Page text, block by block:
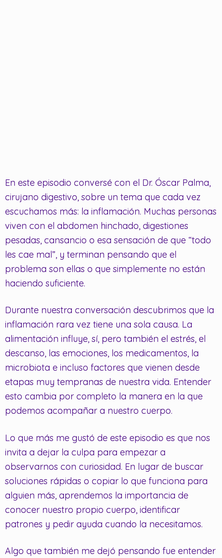
En este episodio conversé con el Dr. Óscar Palma,
cirujano digestivo, sobre un tema que cada vez
escuchamos más: la inflamación. Muchas personas
viven con el abdomen hinchado, digestiones
pesadas, cansancio o esa sensación de que “todo
les cae mal”, y terminan pensando que el
problema son ellas o que simplemente no están
haciendo suficiente.
Durante nuestra conversación descubrimos que la
inflamación rara vez tiene una sola causa. La
alimentación influye, sí, pero también el estrés, el
descanso, las emociones, los medicamentos, la
microbiota e incluso factores que vienen desde
etapas muy tempranas de nuestra vida. Entender
esto cambia por completo la manera en la que
podemos acompañar a nuestro cuerpo.
Lo que más me gustó de este episodio es que nos
invita a dejar la culpa para empezar a
observarnos con curiosidad. En lugar de buscar
soluciones rápidas o copiar lo que funciona para
alguien más, aprendemos la importancia de
conocer nuestro propio cuerpo, identificar
patrones y pedir ayuda cuando la necesitamos.
Algo que también me dejó pensando fue entender